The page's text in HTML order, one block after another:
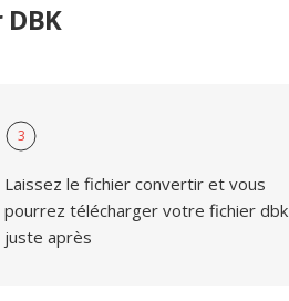
3
Laissez le fichier convertir et vous
pourrez télécharger votre fichier dbk
juste après